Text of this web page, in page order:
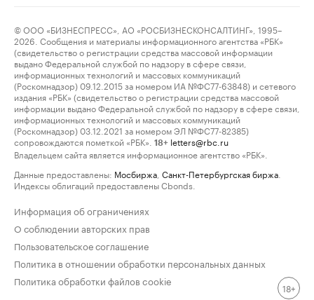
© ООО «БИЗНЕСПРЕСС», АО «РОСБИЗНЕСКОНСАЛТИНГ», 1995–
2026. Сообщения и материалы информационного агентства «РБК»
(свидетельство о регистрации средства массовой информации
выдано Федеральной службой по надзору в сфере связи,
информационных технологий и массовых коммуникаций
(Роскомнадзор) 09.12.2015 за номером ИА №ФС77-63848) и сетевого
издания «РБК» (свидетельство о регистрации средства массовой
информации выдано Федеральной службой по надзору в сфере связи,
информационных технологий и массовых коммуникаций
(Роскомнадзор) 03.12.2021 за номером ЭЛ №ФС77-82385)
сопровождаются пометкой «РБК».
18+ letters@rbc.ru
Владельцем сайта является информационное агентство «РБК».
Данные предоставлены: Мосбиржа Санкт-Петербургская биржа
Индексы облигаций предоставлены Cbonds.
Информация об ограничениях
О соблюдении авторских прав
Пользовательское соглашение
Политика в отношении обработки персональных данных
Политика обработки файлов cookie
18+